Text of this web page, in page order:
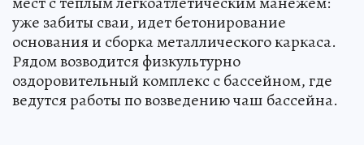
В Нюрбе поднимается стадион на 3 тысячи
мест с теплым легкоатлетическим манежем:
уже забиты сваи, идет бетонирование
основания и сборка металлического каркаса.
Рядом возводится физкультурно
оздоровительный комплекс с бассейном, где